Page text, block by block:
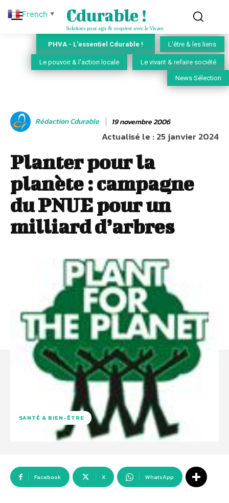
Cdurable !
Solutions pour agir & coopérer avec le Vivant
PHVA - L'essentiel Cdurable ! L'être & les liens
Le pouvoir & l'action locale Le vivant & refaire société
News Sélection
Rédaction Cdurable 19 novembre 2006
Actualisé le :25 janvier 2024
Planter pour la
planète : campagne
du PNUE pour un
milliard d’arbres
SANTÉ & BIEN-ÊTRE
Facebook X WhatsApp
French ▼